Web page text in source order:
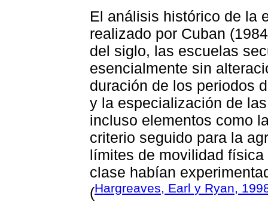
El análisis histórico de la
realizado por Cuban
del siglo, las escuelas
esencialmente sin
duración de los periodos
y la especialización de
incluso elementos como
criterio seguido para la
límites de movilidad
clase habían
(Hargreaves, Earl y Ryan,